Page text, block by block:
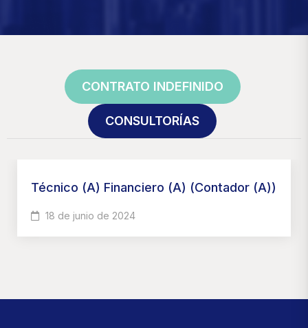
CONTRATO INDEFINIDO
CONSULTORÍAS
Técnico (a) Financiero (a) (Contador (a))
18 de junio de 2024